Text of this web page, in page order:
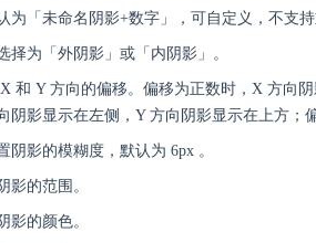
为「未命名阴影+数字」，可自定义，不支
择为「外阴影」或「内阴影」。
和 Y 方向的偏移。偏移为正数时，X 方向
阴影显示在左侧，Y 方向阴影显示在上方；
阴影的模糊度，默认为 6px 。
影的范围。
影的颜色。